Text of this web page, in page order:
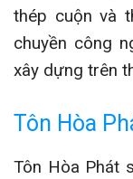
thép cuộn và
chuyền công
xây dựng trên
Tôn Hòa
Tôn Hòa Phát